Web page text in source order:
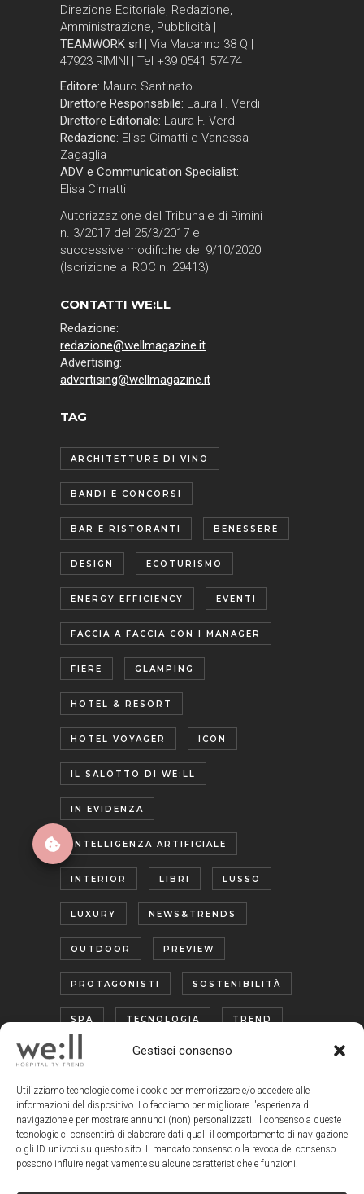
Gestisci consenso
Utilizziamo tecnologie come i cookie per memorizzare e/o accedere alle
informazioni del dispositivo. Lo facciamo per migliorare l'esperienza di
navigazione e per mostrare annunci (non) personalizzati. Il consenso a queste
tecnologie ci consentirà di elaborare dati quali il comportamento di navigazione
o gli ID univoci su questo sito. Il mancato consenso o la revoca del consenso
possono influire negativamente su alcune caratteristiche e funzioni.
Direzione Editoriale, Redazione,
Amministrazione, Pubblicità |
TEAMWORK srl | Via Macanno 38 Q |
47923 RIMINI | Tel +39 0541 57474
Editore: Mauro Santinato
Direttore Responsabile: Laura F. Verdi
Direttore Editoriale: Laura F. Verdi
Redazione: Elisa Cimatti e Vanessa
Zagaglia
ADV e Communication Specialist:
Elisa Cimatti
Autorizzazione del Tribunale di Rimini
n. 3/2017 del 25/3/2017 e
successive modifiche del 9/10/2020
(Iscrizione al ROC n. 29413)
CONTATTI WE:LL
Redazione:
redazione@wellmagazine.it
Advertising:
advertising@wellmagazine.it
TAG
ARCHITETTURE DI VINO
BANDI E CONCORSI
BAR E RISTORANTI BENESSERE
DESIGN ECOTURISMO
ENERGY EFFICIENCY EVENTI
FACCIA A FACCIA CON I MANAGER
FIERE GLAMPING
HOTEL & RESORT
HOTEL VOYAGER ICON
IL SALOTTO DI WE:LL
IN EVIDENZA
INTELLIGENZA ARTIFICIALE
INTERIOR LIBRI LUSSO
LUXURY NEWS&TRENDS
OUTDOOR PREVIEW
PROTAGONISTI SOSTENIBILITÀ
SPA TECNOLOGIA TREND
TURISMO ENOGASTRONOMICO
WELLNESS